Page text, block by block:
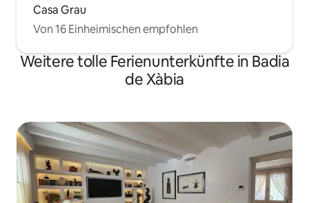
Casa Grau
Von 16 Einheimischen empfohlen
Weitere tolle Ferienunterkünfte in Badia
de Xàbia